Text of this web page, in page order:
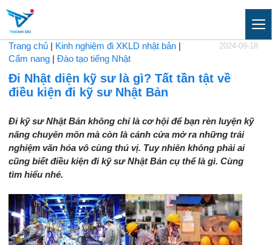
Trang chủ Kinh nghiệm đi XKLD nhật bản
Cẩm nang |Đào tạo tiếng Nhật
2024-09-18
Đi Nhật diện kỹ sư là gì? Tất tần tật về
điều kiện đi kỹ sư Nhật Bản
Đi kỹ sư Nhật Bản không chỉ là cơ hội để bạn rèn luyện kỹ
năng chuyên môn mà còn là cánh cửa mở ra những trải
nghiệm văn hóa vô cùng thú vị. Tuy nhiên không phải ai
cũng biết điều kiện đi kỹ sư Nhật Bản cụ thể là gì. Cùng
tìm hiểu nhé.